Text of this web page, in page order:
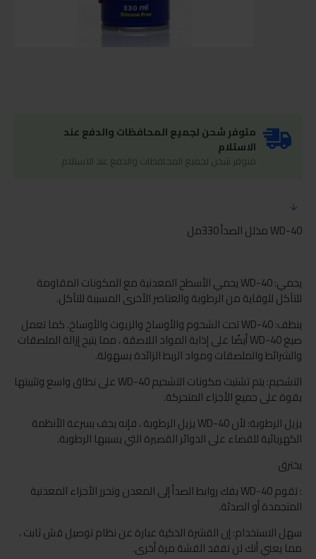
متوفر شحن لجميع المحافظات والدفع عند
الاستلام
متوفر شحن لجميع المحافظات والدفع عند الاستلام
WD-40 مذلل الصدأ 330مل
يحمي: WD-40 يحمي الأسطح المعدنية مع المكونات المقاومة
للتآكل للوقاية من الرطوبة والعناصر الأخرى المسببة للتآكل.
ينظف: WD-40 تحت الشحوم والأوساخ والزيوت والأوساخ. كما تعمل
صيغ WD-40 أيضًا على إذابة المواد اللاصقة ، مما يتيح إزالة الملصقات
والشرائط والملصقات ومواد الربط الزائدة بسهولة.
التشحيم: يتم تشتيت مكونات التشحيم WD-40 على نطاق واسع وتثبيتها
بقوة على جميع الأجزاء المتحركة.
يزيل الرطوبة: لأن WD-40 يزيل الرطوبة ، فإنه يجف بسرعة الأنظمة
الكهربائية للقضاء على الدوائر القصيرة التي يسببها الرطوبة.
يخترق
: تقوم WD-40 بفك روابط الصدأ إلى المعدن وتحرر الأجزاء المعدنية
المتجمدة أو الصدئة.
سهل الاستخدام: إن القشرة الذكية عبارة عن نظام توصيل قش ثابت ،
مما يعني أنك لن تفقد القشة مرة أخرى.